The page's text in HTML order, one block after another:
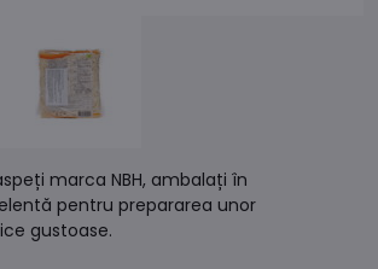
marca NBH, ambalați în
pentru prepararea unor
gustoase.